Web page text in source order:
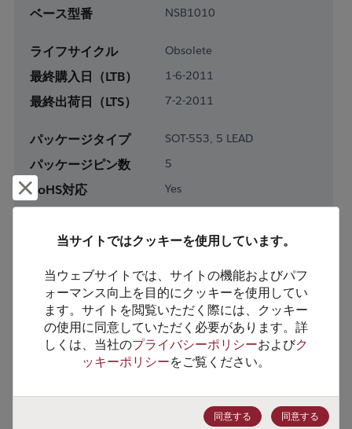
ベース型番 NSB1010
ライフサイクル Obsolete
最終購入日（LTB） 1-6-2011
最終出荷日（LTS） 7-2-2011
パッケージタイプ SOT-553, 5 LEAD
パッケージピン数 5
RoHS対応 Yes
梱包形態 Tape & Reel
製品カテゴリー Discretes
製品サブカテゴリー Transistor
製品グループ Bipolar Transistors
却下して閉じる
当サイトではクッキーを使用しています。
当ウェブサイトでは、サイトの機能およびパフ
ォーマンス向上を目的にクッキーを使用してい
ます。サイトを閲覧いただく際には、クッキー
の使用に同意していただく必要があります。詳
しくは、当社のプライバシーポリシーおよびク
ッキーポリシーをご覧ください。
同意する 同意する